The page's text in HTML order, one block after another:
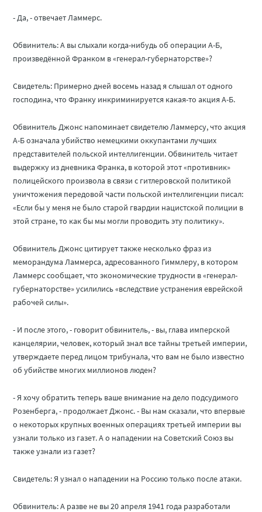
- Да, - отвечает Ламмерс.
Обвинитель: А вы слыхали когда-нибудь об операции А-Б,
произведённой Франком в «генерал-губернаторстве»?
Свидетель: Примерно дней восемь назад я слышал от одного
господина, что Франку инкриминируется какая-то акция А-Б.
Обвинитель Джонс напоминает свидетелю Ламмерсу, что акция
А-Б означала убийство немецкими оккупантами лучших
представителей польской интеллигенции. Обвинитель читает
выдержку из дневника Франка, в которой этот «противник»
полицейского произвола в связи с гитлеровской политикой
уничтожения передовой части польской интеллигенции писал:
«Если бы у меня не было старой гвардии нацистской полиции в
этой стране, то как бы мы могли проводить эту политику».
Обвинитель Джонс цитирует также несколько фраз из
меморандума Ламмерса, адресованного Гиммлеру, в котором
Ламмерс сообщает, что экономические трудности в «генерал-
губернаторстве» усилились «вследствие устранения еврейской
рабочей силы».
- И после этого, - говорит обвинитель, - вы, глава имперской
канцелярии, человек, который знал все тайны третьей империи,
утверждаете перед лицом трибунала, что вам не было известно
об убийстве многих миллионов люден?
- Я хочу обратить теперь ваше внимание на дело подсудимого
Розенберга, - продолжает Джонс. - Вы нам сказали, что впервые
о некоторых крупных военных операциях третьей империи вы
узнали только из газет. А о нападении на Советский Союз вы
также узнали из газет?
Свидетель: Я узнал о нападении на Россию только после атаки.
Обвинитель: А разве не вы 20 апреля 1941 года разработали